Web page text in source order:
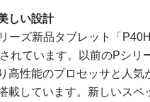
しい設計
ーズ新品タブレット「
れています。以前のPシリ
高性能のプロセッサと人気
載しています。新しいスペ